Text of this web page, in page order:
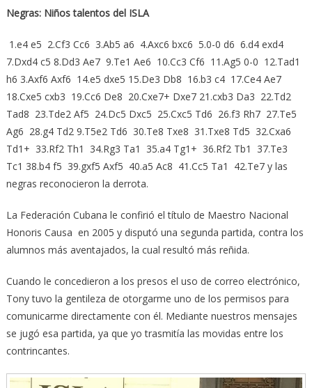
Negras: Niños talentos del ISLA
1.e4 e5 2.Cf3 Cc6 3.Ab5 a6 4.Axc6 bxc6 5.0-0 d6 6.d4 exd4
7.Dxd4 c5 8.Dd3 Ae7 9.Te1 Ae6 10.Cc3 Cf6 11.Ag5 0-0 12.Tad1
h6 3.Axf6 Axf6 14.e5 dxe5 15.De3 Db8 16.b3 c4 17.Ce4 Ae7
18.Cxe5 cxb3 19.Cc6 De8 20.Cxe7+ Dxe7 21.cxb3 Da3 22.Td2
Tad8 23.Tde2 Af5 24.Dc5 Dxc5 25.Cxc5 Td6 26.f3 Rh7 27.Te5
Ag6 28.g4 Td2 9.T5e2 Td6 30.Te8 Txe8 31.Txe8 Td5 32.Cxa6
Td1+ 33.Rf2 Th1 34.Rg3 Ta1 35.a4 Tg1+ 36.Rf2 Tb1 37.Te3
Tc1 38.b4 f5 39.gxf5 Axf5 40.a5 Ac8 41.Cc5 Ta1 42.Te7 y las
negras reconocieron la derrota.
La Federación Cubana le confirió el título de Maestro Nacional
Honoris Causa en 2005 y disputó una segunda partida, contra los
alumnos más aventajados, la cual resultó más reñida.
Cuando le concedieron a los presos el uso de correo electrónico,
Tony tuvo la gentileza de otorgarme uno de los permisos para
comunicarme directamente con él. Mediante nuestros mensajes
se jugó esa partida, ya que yo trasmitía las movidas entre los
contrincantes.